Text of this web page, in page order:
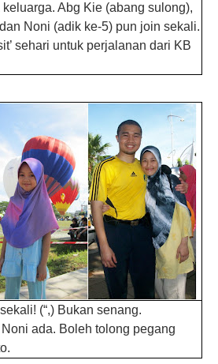
Abg Kie (abang sulong),
Noni (adik ke-5) pun join sekali.
sehari untuk perjalanan dari KB
(“,) Bukan senang.
ada. Boleh tolong pegang